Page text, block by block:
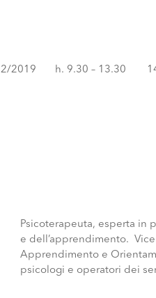
2019 h. 9.30 – 13.30
Psicoterapeuta, esperta in
e dell’apprendimento.
Apprendimento e
psicologi e operatori dei